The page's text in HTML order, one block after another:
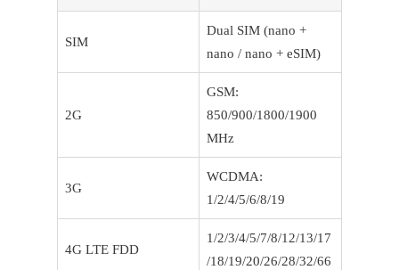
SIM
Dual SIM (nano +
nano / nano + eSIM)
2G
GSM:
850/900/1800/1900
MHz
3G
WCDMA:
1/2/4/5/6/8/19
4G LTE FDD
1/2/3/4/5/7/8/12/13/17
/18/19/20/26/28/32/66